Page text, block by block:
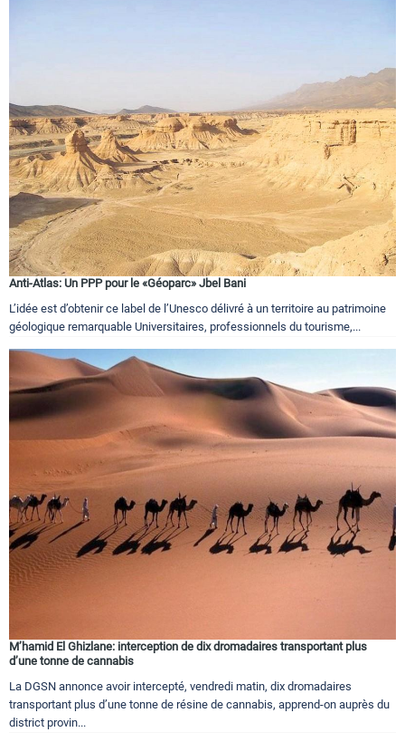
Anti-Atlas: Un PPP pour le «Géoparc» Jbel Bani
L’idée est d’obtenir ce label de l’Unesco délivré à un territoire au patrimoine
géologique remarquable Universitaires, professionnels du tourisme,...
M’hamid El Ghizlane: interception de dix dromadaires transportant plus
d’une tonne de cannabis
La DGSN annonce avoir intercepté, vendredi matin, dix dromadaires
transportant plus d’une tonne de résine de cannabis, apprend-on auprès du
district provin...